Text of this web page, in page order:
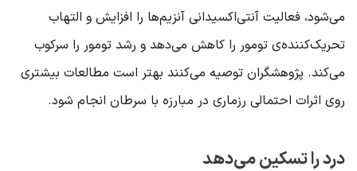
می‌شود، فعالیت آنتی‌اکسیدانی آنزیم‌ها را افزایش و التهاب
تحریک‌کننده‌ی تومور را کاهش می‌دهد و رشد تومور را سرکوب
می‌کند. پژوهشگران توصیه می‌کنند بهتر است مطالعات بیشتری
روی اثرات احتمالی رزماری در مبارزه با سرطان انجام شود.
درد را تسکین می‌دهد